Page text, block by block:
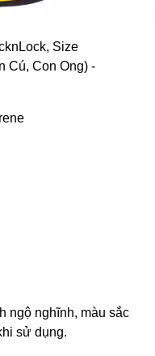
Size
Cú, Con Ong) -
ngộ nghĩnh, màu sắc
sử dụng.